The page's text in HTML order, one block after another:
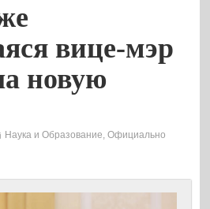
вице-мэр
новую
Наука и Образование ,Официально